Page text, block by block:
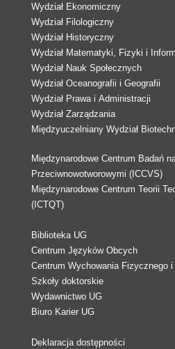
Wydział Ekonomiczny
Wydział Filologiczny
Wydział Historyczny
Wydział Matematyki, Fizyki i
Wydział Nauk Społecznych
Wydział Oceanografii i Geografii
Wydział Prawa i Administracji
Wydział Zarządzania
Międzyuczelniany Wydział
Międzynarodowe Centrum Badań
Przeciwnowotworowymi (ICCVS)
Międzynarodowe Centrum Teorii
(ICTQT)
Biblioteka UG
Centrum Języków Obcych
Centrum Wychowania Fizycznego i
Szkoły doktorskie
Wydawnictwo UG
Biuro Karier UG
Deklaracja dostępności